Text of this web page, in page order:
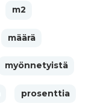
m2
määrä
myönnetyistä
prosenttia